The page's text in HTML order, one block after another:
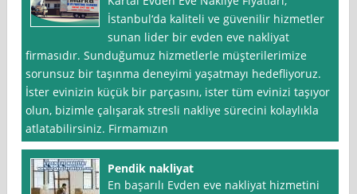
İstanbul‘da kaliteli ve güvenilir hizmetler
sunan lider bir evden eve nakliyat
firmasıdır. Sunduğumuz hizmetlerle müşterilerimize
sorunsuz bir taşınma deneyimi yaşatmayı hedefliyoruz.
İster evinizin küçük bir parçasını, ister tüm evinizi taşıyor
olun, bizimle çalışarak stresli nakliye sürecini kolaylıkla
atlatabilirsiniz. Firmamızın
Pendik nakliyat
En başarılı Evden eve nakliyat hizmetini